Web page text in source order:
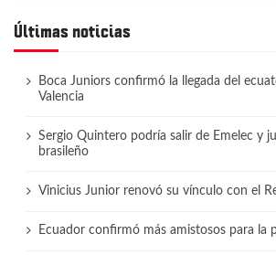
Últimas noticias
Boca Juniors confirmó la llegada del
Valencia
Sergio Quintero podría salir de Emelec y
brasileño
Vinicius Junior renovó su vínculo con el
Ecuador confirmó más amistosos para la